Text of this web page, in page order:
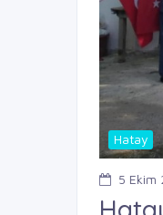
Hatay
5 Ekim